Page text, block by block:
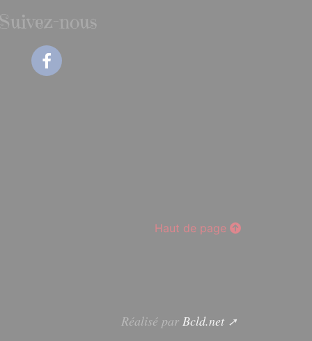
Suivez-nous
Haut de page
Réalisé par Bcld.net